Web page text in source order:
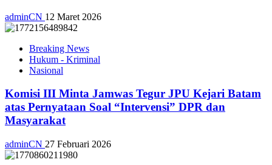
adminCN 12 Maret 2026
Breaking News
Hukum - Kriminal
Nasional
Komisi III Minta Jamwas Tegur JPU Kejari Batam
atas Pernyataan Soal “Intervensi” DPR dan
Masyarakat
adminCN 27 Februari 2026